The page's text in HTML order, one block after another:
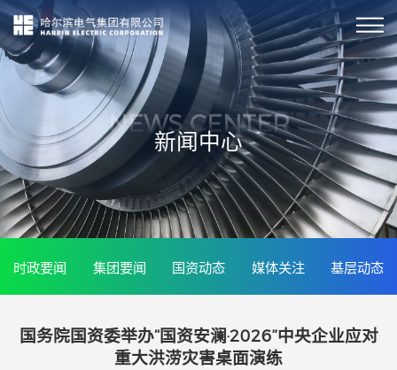
NEWS CENTER
新闻中心
时政要闻 集团要闻 国资动态 媒体关注 基层动态
国务院国资委举办“国资安澜·2026”中央企业应对
重大洪涝灾害桌面演练